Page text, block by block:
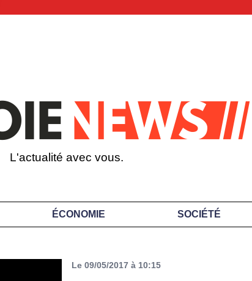
L'actualité avec vous.
ÉCONOMIE SOCIÉTÉ
Le 09/05/2017 à 10:15